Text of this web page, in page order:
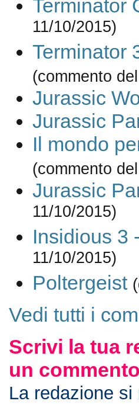
Terminator
11/10/2015)
Terminator
(commento
Jurassic
Jurassic
Il mondo
(commento
Jurassic
11/10/2015)
Insidious 3
11/10/2015)
Poltergeist
Vedi tutti i
Scrivi la tua
un commento
La redazione